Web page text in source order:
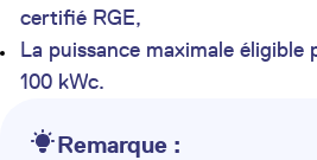
certifié RGE,
La puissance maximale
100 kWc.
Remarque :